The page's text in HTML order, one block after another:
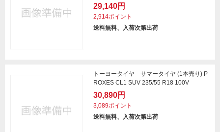
29,140円
2,914ポイント
送料無料、入荷次第出荷
トーヨータイヤ サマータイヤ (1本売り) P
ROXES CL1 SUV 235/55 R18 100V
30,890円
3,089ポイント
送料無料、入荷次第出荷